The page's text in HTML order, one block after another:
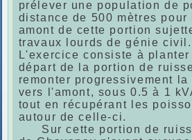
prélever une population de
distance de 500 mètres pour
amont de cette portion
travaux lourds de génie civil.
L'exercice consiste à planter
départ de la portion de
remonter progressivement la
vers l'amont, sous 0.5 à 1
tout en récupérant les
autour de celle-ci.
Sur cette portion de